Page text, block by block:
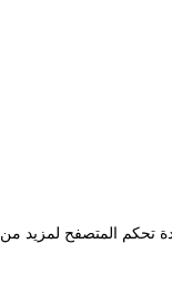
تحكم المتصفح لمزيد